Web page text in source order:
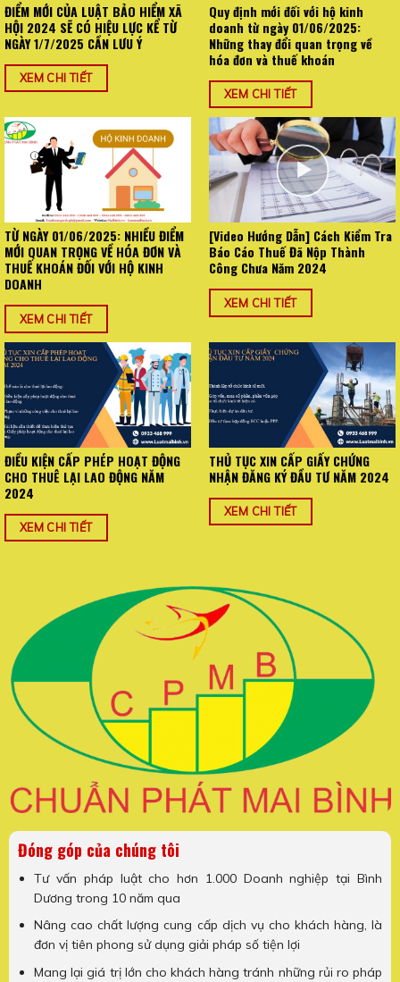
ĐIỂM MỚI CỦA LUẬT BẢO HIỂM XÃ
HỘI 2024 SẼ CÓ HIỆU LỰC KỂ TỪ
NGÀY 1/7/2025 CẦN LƯU Ý
XEM CHI TIẾT
Quy định mới đối với hộ kinh
doanh từ ngày 01/06/2025:
Những thay đổi quan trọng về
hóa đơn và thuế khoán
XEM CHI TIẾT
TỪ NGÀY 01/06/2025: NHIỀU ĐIỂM
MỚI QUAN TRỌNG VỀ HÓA ĐƠN VÀ
THUẾ KHOÁN ĐỐI VỚI HỘ KINH
DOANH
XEM CHI TIẾT
[Video Hướng Dẫn] Cách Kiểm Tra
Báo Cáo Thuế Đã Nộp Thành
Công Chưa Năm 2024
XEM CHI TIẾT
ĐIỀU KIỆN CẤP PHÉP HOẠT ĐỘNG
CHO THUÊ LẠI LAO ĐỘNG NĂM
2024
XEM CHI TIẾT
THỦ TỤC XIN CẤP GIẤY CHỨNG
NHẬN ĐĂNG KÝ ĐẦU TƯ NĂM 2024
XEM CHI TIẾT
Đóng góp của chúng tôi
Tư vấn pháp luật cho hơn 1.000 Doanh nghiệp tại Bình
Dương trong 10 năm qua
Nâng cao chất lượng cung cấp dịch vụ cho khách hàng, là
đơn vị tiên phong sử dụng giải pháp số tiện lợi
Mang lại giá trị lớn cho khách hàng tránh những rủi ro pháp